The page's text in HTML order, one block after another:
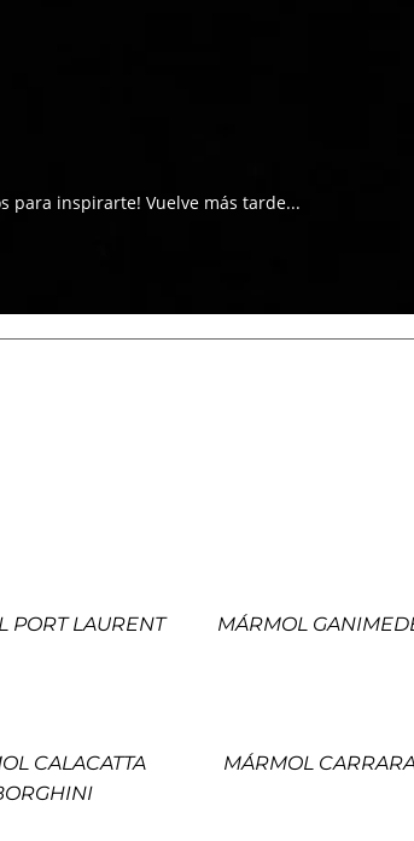
para inspirarte! Vuelve más tarde...
PORT LAURENT MÁRMOL
CALACATTA
MÁRMOL